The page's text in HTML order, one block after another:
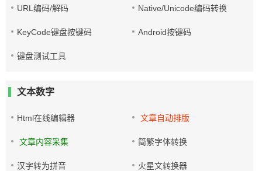
URL编码/解码 Native/Unicode编码转换
KeyCode键盘按键码 Android按键码
键盘测试工具
文本数字
Html在线编辑器 文章自动排版
文章内容采集 简繁字体转换
汉字转为拼音 火星文转换器